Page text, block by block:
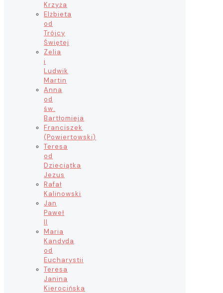
Krzyża
Elżbieta
od
Trójcy
Świętej
Zelia
i
Ludwik
Martin
Anna
od
św.
Bartłomieja
Franciszek
(Powiertowski)
Teresa
od
Dzieciątka
Jezus
Rafał
Kalinowski
Jan
Paweł
II
Maria
Kandyda
od
Eucharystii
Teresa
Janina
Kierocińska